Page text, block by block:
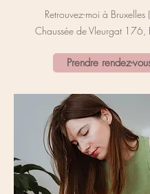
Retrouvez-moi à Bruxelles
Chaussée de Vleurgat 176,
Prendre rendez-